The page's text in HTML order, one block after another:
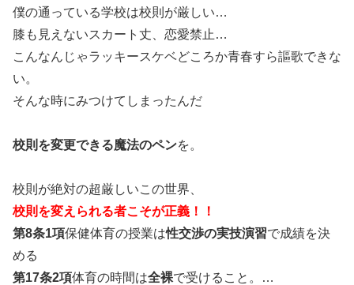
僕の通っている学校は校則が厳しい…
膝も見えないスカート丈、恋愛禁止…
こんなんじゃラッキースケベどころか青春すら謳歌できな
い。
そんな時にみつけてしまったんだ
校則を変更できる魔法のペンを。
校則が絶対の超厳しいこの世界、
校則を変えられる者こそが正義！！
第8条1項保健体育の授業は性交渉の実技演習で成績を決
める
第17条2項体育の時間は全裸で受けること。…